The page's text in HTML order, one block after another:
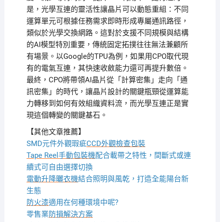
是，光學互連的靈活性讓晶片可以動態重組：不同
運算單元可根據任務需求即時形成專屬通訊路徑，
類似於光學交換網路。這對於支援不同規模與結構
的AI模型特別重要，傳統固定拓撲往往無法兼顧所
有場景。以Google的TPU為例，如果用CPO取代現
有的電氣互連，其快速收斂能力還可再提升數倍。
最終，CPO將帶領AI晶片從「計算密集」走向「通
訊密集」的時代，讓晶片設計的關鍵瓶頸從運算能
力轉移到如何有效組織資料流，而光學互連正是實
現這個轉變的關鍵基石。
【其他文章推薦】
SMD元件外觀瑕疵CCD外觀檢查包裝
Tape Reel手動包裝機配合載帶之特性，間斷式或連
續式可自由選擇切換
電動升降曬衣機結合照明與風乾，打造全能陽台新
生態
防火漆適用在何種環境中呢?
零售業防損解決方案